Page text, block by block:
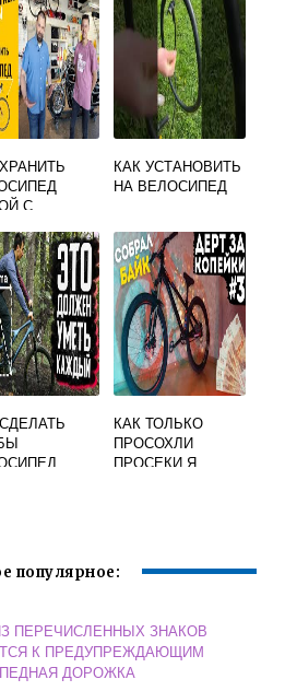
С
КАК УСТАНОВИТЬ
НА ВЕЛОСИПЕД
КАК ТОЛЬКО
ПРОСОХЛИ
ПРОСЕКИ Я
популярное:
ПЕРЕЧИСЛЕННЫХ ЗНАКОВ
К ПРЕДУПРЕЖДАЮЩИМ
ДОРОЖКА